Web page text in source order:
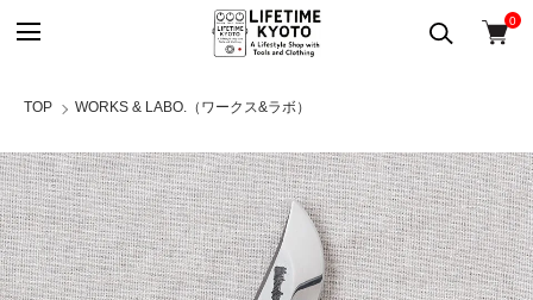
0
TOP WORKS & LABO.（ワークス&ラボ）